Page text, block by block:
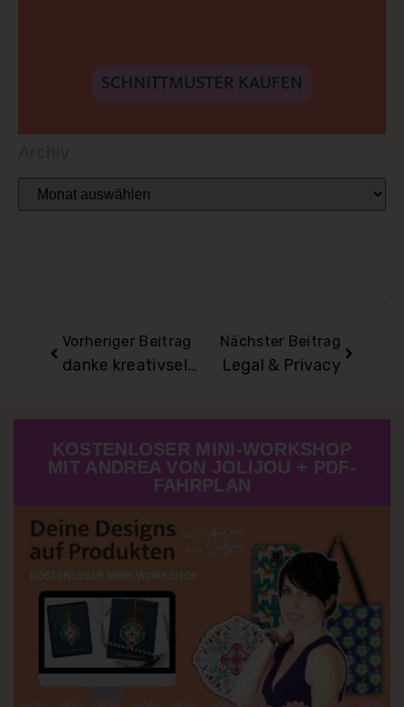
SCHNITTMUSTER KAUFEN
Vorheriger Beitrag
danke kreativselbst
Nächster Beitrag
Legal & Privacy
KOSTENLOSER MINI-WORKSHOP
MIT ANDREA VON JOLIJOU + PDF-
FAHRPLAN